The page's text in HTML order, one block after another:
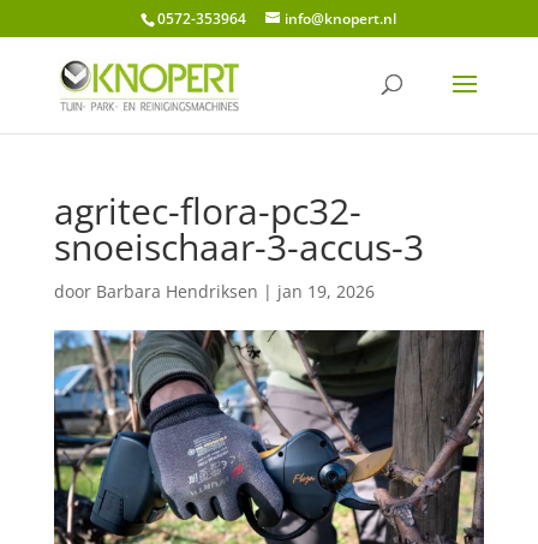
0572-353964 info@knopert.nl
agritec-flora-pc32-
snoeischaar-3-accus-3
door Barbara Hendriksen | jan 19, 2026